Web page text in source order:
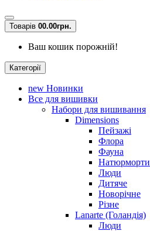
Товарів 00.00грн.
Ваш кошик порожній!
Категорії
new Новинки
Все для вишивки
Набори для вишивання
Dimensions
Пейзажі
Флора
Фауна
Натюрморти
Люди
Дитяче
Новорічне
Різне
Lanarte (Голандія)
Люди